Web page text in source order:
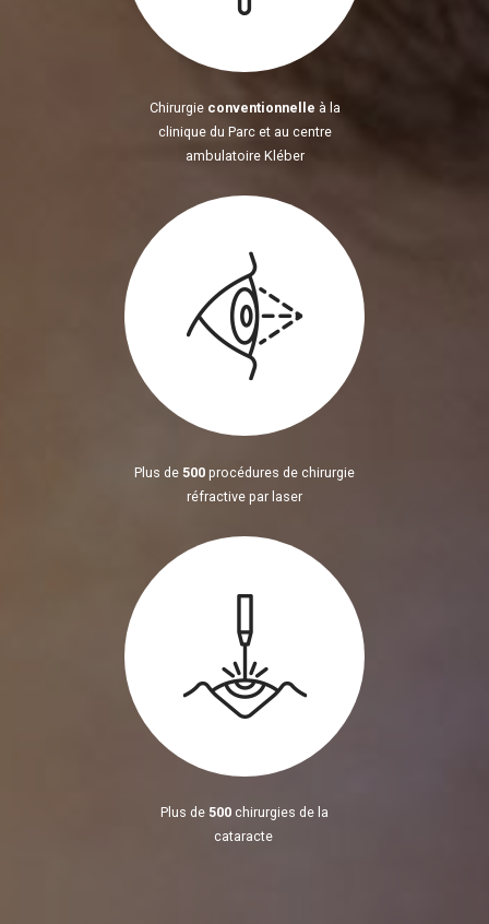
Chirurgie conventionnelle à la
clinique du Parc et au centre
ambulatoire Kléber
Plus de 500 procédures de chirurgie
réfractive par laser
Plus de 500 chirurgies de la
cataracte